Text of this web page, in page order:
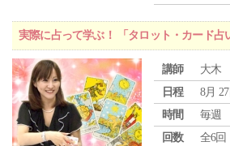
実際に占って学ぶ！ 「タロット・カード占
講師
大木
日程
8月
時間
毎週
回数
全6回